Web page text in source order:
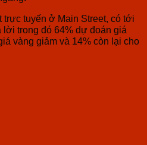
tuyến ở Main Street, có tới
lời trong đó 64% dự đoán giá
vàng giảm và 14% còn lại cho